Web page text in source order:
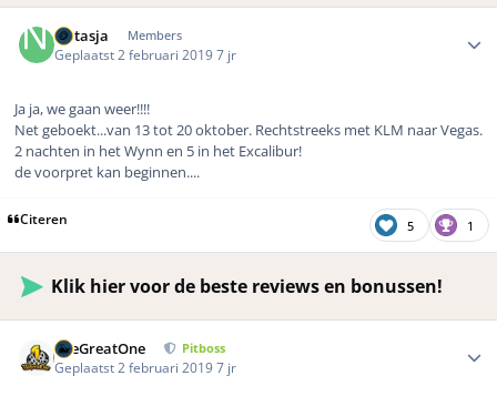
Natasja Members
Geplaatst 2 februari 20197 jr
Ja ja, we gaan weer!!!!
Net geboekt...van 13 tot 20 oktober. Rechtstreeks met KLM naar Vegas.
2 nachten in het Wynn en 5 in het Excalibur!
de voorpret kan beginnen....
Citeren 5 1
Klik hier voor de beste reviews en bonussen!
TheGreatOne Pitboss
Geplaatst 2 februari 20197 jr